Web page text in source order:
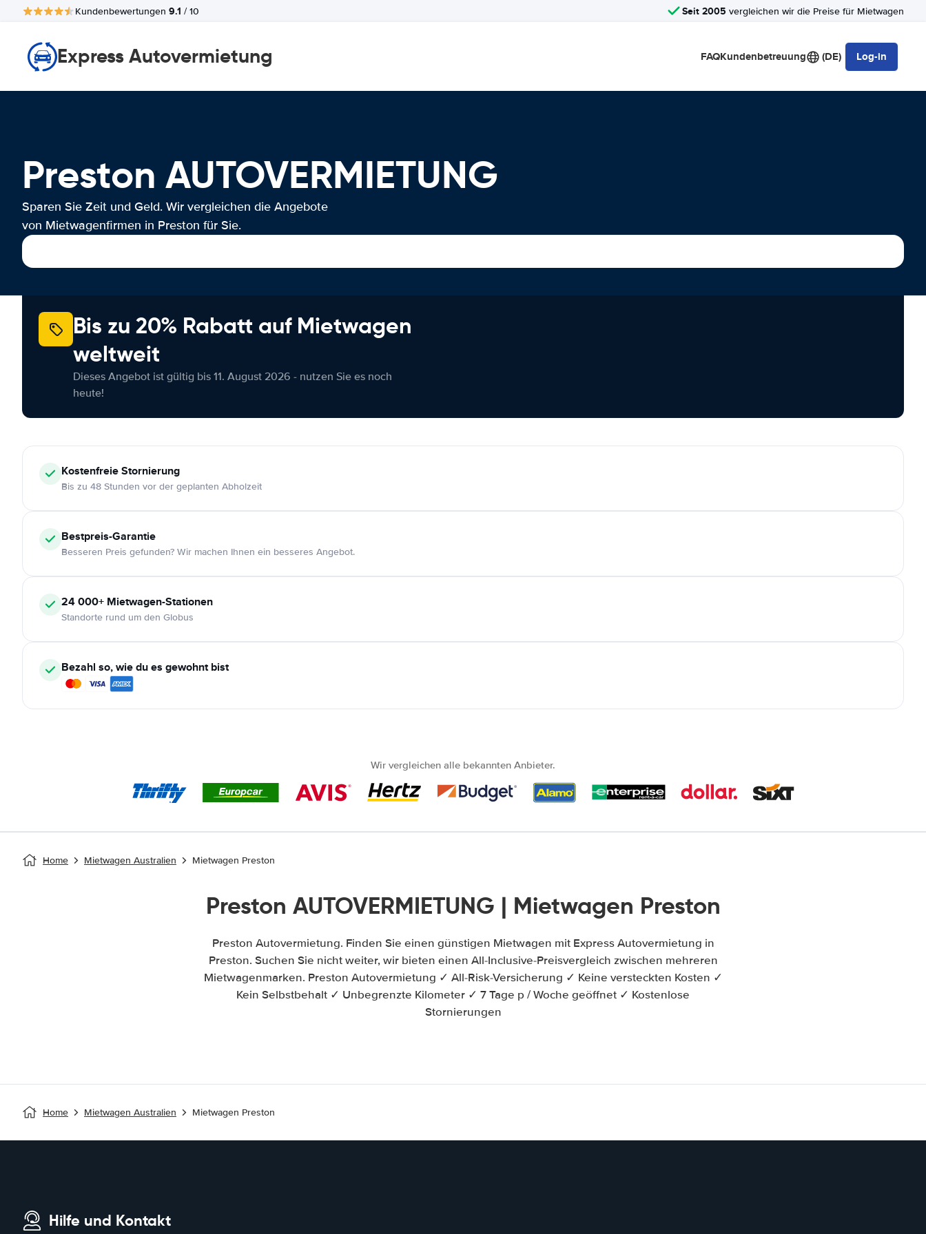
Kundenbewertungen 9.1 / 10 Seit 2005 vergleichen wir die Preise für Mietwagen
Express Autovermietung FAQKundenbetreuung (DE) Log-in
Preston AUTOVERMIETUNG
Sparen Sie Zeit und Geld. Wir vergleichen die Angebote
von Mietwagenfirmen in Preston für Sie.
Bis zu 20% Rabatt auf Mietwagen
weltweit
Dieses Angebot ist gültig bis 11. August 2026 - nutzen Sie es noch
heute!
KostenfreieStornierung
Bis zu 48 Stunden vor der geplanten Abholzeit
Bestpreis-Garantie
Besseren Preis gefunden? Wir machen Ihnen ein besseres Angebot.
24 000+ Mietwagen-Stationen
Standorte rund um den Globus
Bezahl so, wie du es gewohnt bist
Wir vergleichen alle bekannten Anbieter.
Home Mietwagen Australien Mietwagen Preston
Preston AUTOVERMIETUNG | Mietwagen Preston
Preston Autovermietung. Finden Sie einen günstigen Mietwagen mit Express Autovermietung in
Preston. Suchen Sie nicht weiter, wir bieten einen All-Inclusive-Preisvergleich zwischen mehreren
Mietwagenmarken. Preston Autovermietung ✓ All-Risk-Versicherung ✓ Keine versteckten Kosten ✓
Kein Selbstbehalt ✓ Unbegrenzte Kilometer ✓ 7 Tage p / Woche geöffnet ✓ Kostenlose
Stornierungen
Home Mietwagen Australien Mietwagen Preston
Hilfe und Kontakt